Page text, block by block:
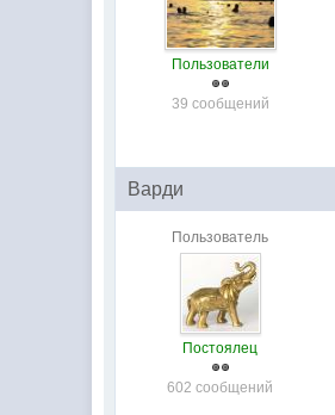
Пользователи
39 сообщений
Варди
Пользователь
Постоялец
602 сообщений